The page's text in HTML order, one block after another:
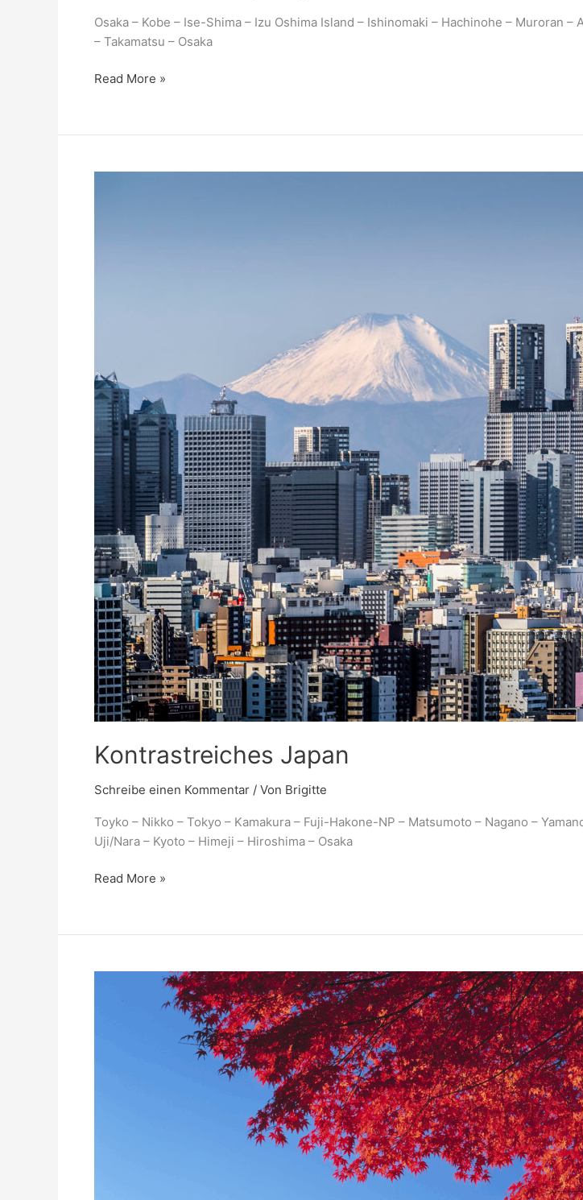
Osaka – Kobe – Ise-Shima – Izu Oshima Island – Ishinomaki – Hachinohe – Muroran
– Takamatsu – Osaka
Read More »
Kontrastreiches Japan
Schreibe einen Kommentar / Von Brigitte
Toyko – Nikko – Tokyo – Kamakura – Fuji-Hakone-NP – Matsumoto – Nagano –
Uji/Nara – Kyoto – Himeji – Hiroshima – Osaka
Read More »
Höhepunkte